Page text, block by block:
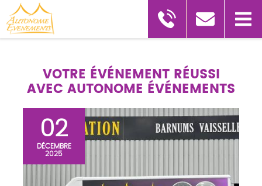
VOTRE ÉVÉNEMENT RÉUSSI
AVEC AUTONOME ÉVÉNEMENTS
02
DÉCEMBRE
2025